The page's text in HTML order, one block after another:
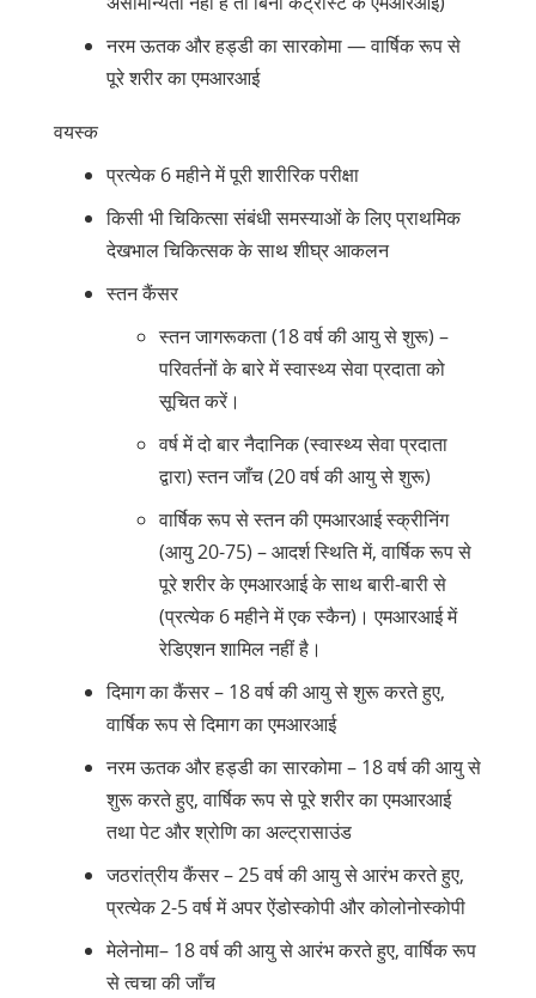
नरम ऊतक और हड्डी का सारकोमा — वार्षिक रूप से
पूरे शरीर का एमआरआई
वयस्क
प्रत्येक 6 महीने में पूरी शारीरिक परीक्षा
किसी भी चिकित्सा संबंधी समस्याओं के लिए प्राथमिक
देखभाल चिकित्सक के साथ शीघ्र आकलन
स्तन कैंसर
स्तन जागरूकता (18 वर्ष की आयु से शुरू) –
परिवर्तनों के बारे में स्वास्थ्य सेवा प्रदाता को
सूचित करें।
वर्ष में दो बार नैदानिक (स्वास्थ्य सेवा प्रदाता
द्वारा) स्तन जाँच (20 वर्ष की आयु से शुरू)
वार्षिक रूप से स्तन की एमआरआई स्क्रीनिंग
(आयु 20-75) – आदर्श स्थिति में, वार्षिक रूप से
पूरे शरीर के एमआरआई के साथ बारी-बारी से
(प्रत्येक 6 महीने में एक स्कैन)। एमआरआई में
रेडिएशन शामिल नहीं है।
दिमाग का कैंसर – 18 वर्ष की आयु से शुरू करते हुए,
वार्षिक रूप से दिमाग का एमआरआई
नरम ऊतक और हड्डी का सारकोमा – 18 वर्ष की आयु से
शुरू करते हुए, वार्षिक रूप से पूरे शरीर का एमआरआई
तथा पेट और श्रोणि का अल्ट्रासाउंड
जठरांत्रीय कैंसर – 25 वर्ष की आयु से आरंभ करते हुए,
प्रत्येक 2-5 वर्ष में अपर ऐंडोस्कोपी और कोलोनोस्कोपी
मेलेनोमा– 18 वर्ष की आयु से आरंभ करते हुए, वार्षिक रूप
से त्वचा की जाँच